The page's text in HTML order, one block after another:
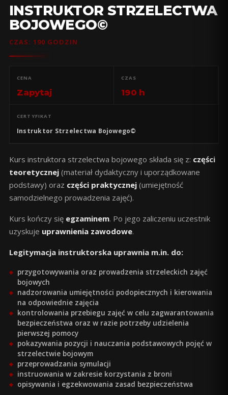
INSTRUKTOR STRZELECTWA
BOJOWEGO©
CZAS: 190 GODZIN
CENA
Zapytaj
CZAS
190 h
CERTYFIKAT
Instruktor Strzelectwa Bojowego©
Kurs instruktora strzelectwa bojowego składa się z: części
teoretycznej(materiał dydaktyczny i uporządkowane
podstawy) oraz części praktycznej(umiejętność
samodzielnego prowadzenia zajęć).
Kurs kończy się egzaminem. Po jego zaliczeniu uczestnik
uzyskuje uprawnienia zawodowe.
Legitymacja instruktorska uprawnia m.in. do:
przygotowywania oraz prowadzenia strzeleckich zajęć
bojowych
nadzorowania umiejętności podopiecznych i kierowania
na odpowiednie zajęcia
kontrolowania przebiegu zajęć w celu zagwarantowania
bezpieczeństwa oraz w razie potrzeby udzielenia
pierwszej pomocy
pokazywania pozycji i nauczania podstawowych pojęć w
strzelectwie bojowym
przeprowadzania symulacji
instruowania w zakresie korzystania z broni
opisywania i egzekwowania zasad bezpieczeństwa